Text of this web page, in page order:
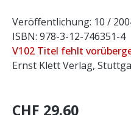
Veröffentlichung: 10 /
ISBN: 978-3-12-746351-4
V102 Titel fehlt
Ernst Klett Verlag,
CHF 29.60